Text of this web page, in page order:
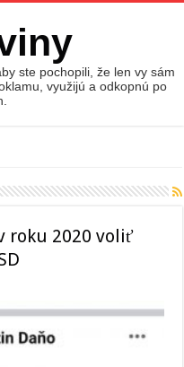
ste pochopili, že len vy sám
využijú a odkopnú po
roku 2020 voliť